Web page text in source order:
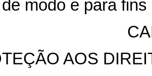
modo e para
AOS